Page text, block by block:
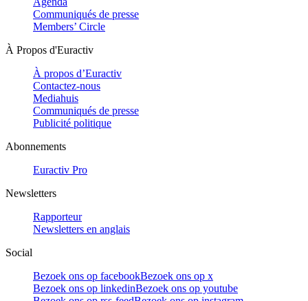
Communiqués de presse
Members’ Circle
À Propos d'Euractiv
À propos d’Euractiv
Contactez-nous
Mediahuis
Communiqués de presse
Publicité politique
Abonnements
Euractiv Pro
Newsletters
Rapporteur
Newsletters en anglais
Social
Bezoek ons op facebookBezoek ons op x
Bezoek ons op linkedinBezoek ons op youtube